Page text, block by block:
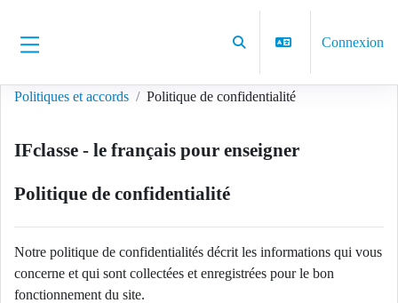
Panneau latéral
Activer/désactiver la saisie
Connexion
Politiques et accords Politique de confidentialité
IFclasse - le français pour enseigner
Politique de confidentialité
Notre politique de confidentialités décrit les informations qui vous
concerne et qui sont collectées et enregistrées pour le bon
fonctionnement du site.